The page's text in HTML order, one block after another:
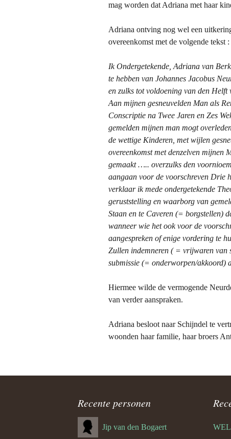
mag worden dat Adriana met haar
Adriana ontving nog wel een
overeenkomst met de volgende tekst :
Ik Ondergetekende, Adriana van
te hebben van Johannes Jacobus
en zulks tot voldoening van den
Aan mijnen gesneuvelden Man als
Conscriptie na Twee Jaren en Zes
gemelden mijnen man mogt
de wettige Kinderen, metwijlen
overeenkomst met denzelven mijnen
gemaakt ….. overzulks den
aangaan voor de voorschreven Drie
verklaar ik mede ondergetekende
geruststelling en waarborg van
Staan en te Caveren (= borgstellen)
wanneer wie het ook voor de
aangespreken of enige vordering te
Zullen indemneren ( = vrijwaren van
submissie (= onderworpen/akkoord)
Hiermee wilde de vermogende
van verder aanspraken.
Adriana besloot naar Schijndel te
woonden haar familie, haar broers
Recente personen
Jip van den Bogaert